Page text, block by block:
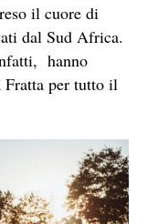
il cuore di
dal Sud Africa.
hanno
Fratta per tutto il